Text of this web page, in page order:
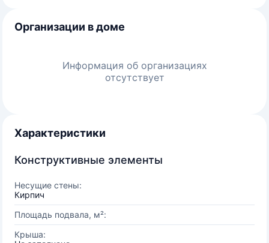
Организации в доме
Информация об организациях
отсутствует
Характеристики
Конструктивные элементы
Несущие стены:
Кирпич
Площадь подвала, м²:
Крыша: